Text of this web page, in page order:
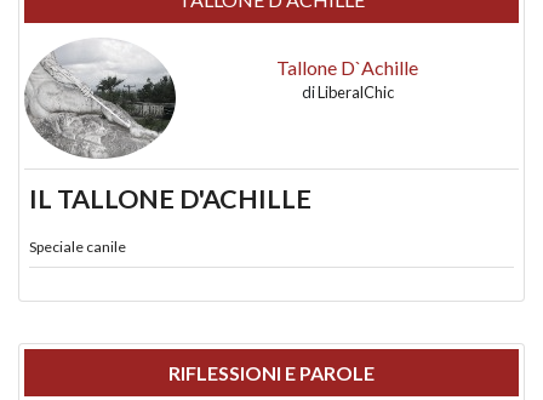
Tallone D`Achille
diLiberalChic
IL TALLONE D'ACHILLE
Speciale canile
RIFLESSIONI E PAROLE